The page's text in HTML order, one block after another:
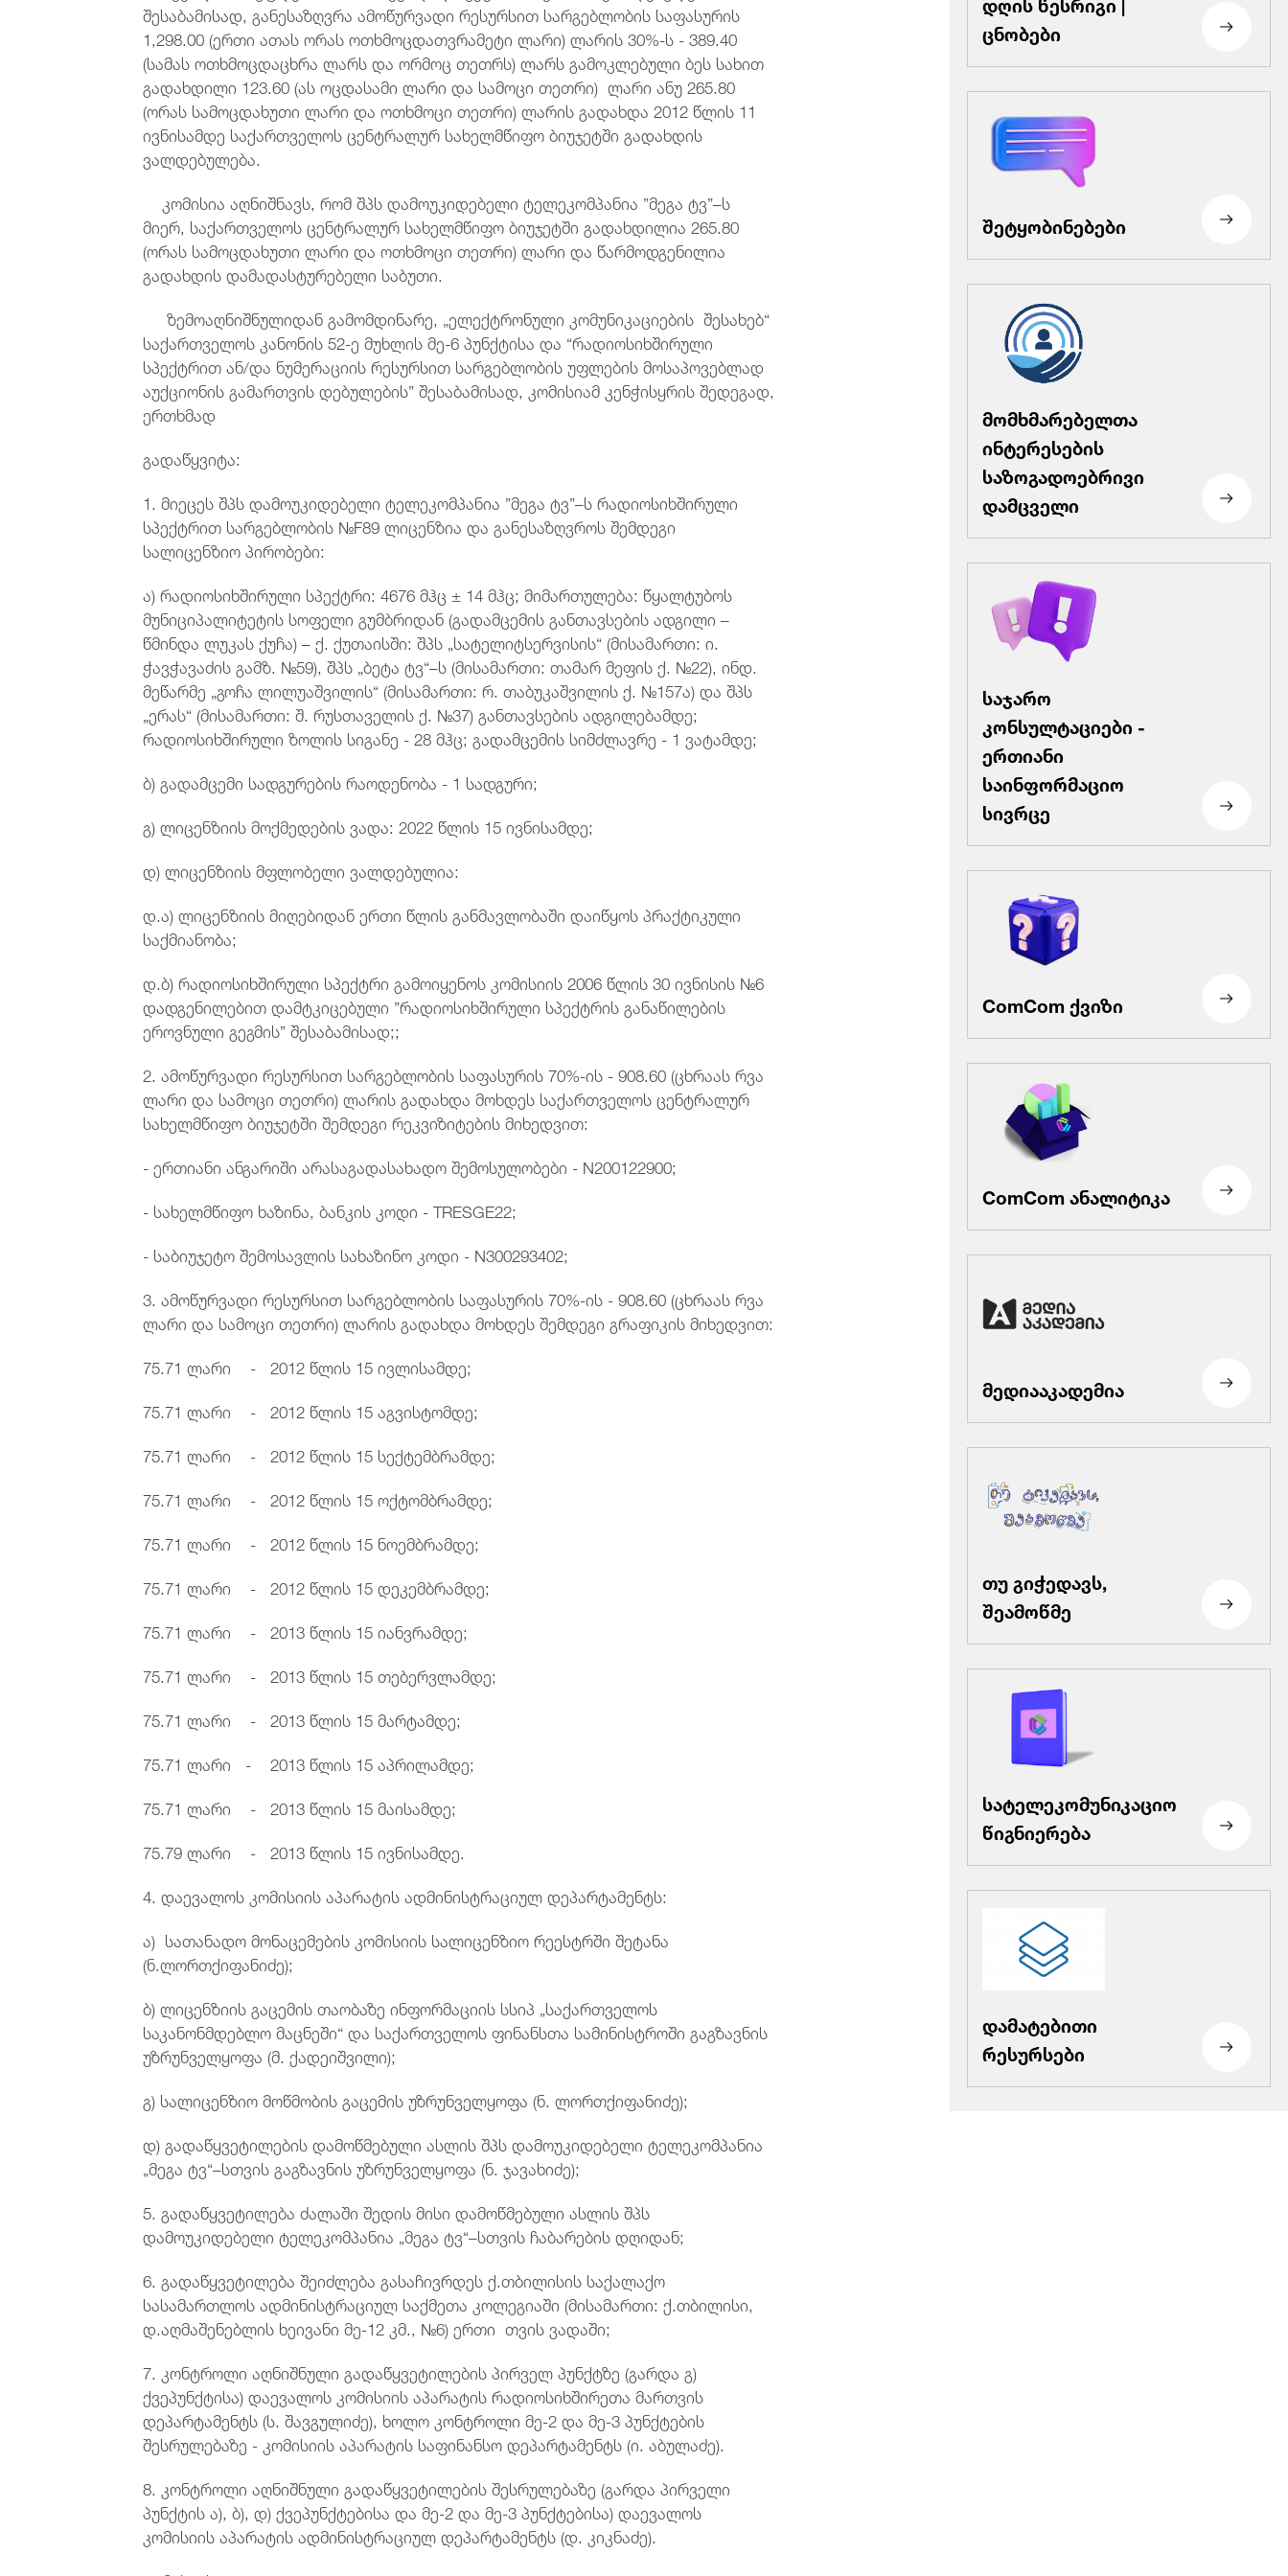
შესაბამისად, განესაზღვრა ამოწურვადი რესურსით სარგებლობის საფასურის
1,298.00 (ერთი ათას ორას ოთხმოცდათვრამეტი ლარი) ლარის 30%-ს - 389.40
(სამას ოთხმოცდაცხრა ლარს და ორმოც თეთრს) ლარს გამოკლებული ბეს სახით
გადახდილი 123.60 (ას ოცდასამი ლარი და სამოცი თეთრი) ლარი ანუ 265.80
(ორას სამოცდახუთი ლარი და ოთხმოცი თეთრი) ლარის გადახდა 2012 წლის 11
ივნისამდე საქართველოს ცენტრალურ სახელმწიფო ბიუჯეტში გადახდის
ვალდებულება.
კომისია აღნიშნავს, რომ შპს დამოუკიდებელი ტელეკომპანია ”მეგა ტვ”–ს
მიერ, საქართველოს ცენტრალურ სახელმწიფო ბიუჯეტში გადახდილია 265.80
(ორას სამოცდახუთი ლარი და ოთხმოცი თეთრი) ლარი და წარმოდგენილია
გადახდის დამადასტურებელი საბუთი.
ზემოაღნიშნულიდან გამომდინარე, „ელექტრონული კომუნიკაციების შესახებ“
საქართველოს კანონის 52-ე მუხლის მე-6 პუნქტისა და “რადიოსიხშირული
სპექტრით ან/და ნუმერაციის რესურსით სარგებლობის უფლების მოსაპოვებლად
აუქციონის გამართვის დებულების” შესაბამისად, კომისიამ კენჭისყრის შედეგად,
ერთხმად
გადაწყვიტა:
1. მიეცეს შპს დამოუკიდებელი ტელეკომპანია ”მეგა ტვ”–ს რადიოსიხშირული
სპექტრით სარგებლობის №F89 ლიცენზია და განესაზღვროს შემდეგი
სალიცენზიო პირობები:
ა) რადიოსიხშირული სპექტრი: 4676 მჰც ± 14 მჰც; მიმართულება: წყალტუბოს
მუნიციპალიტეტის სოფელი გუმბრიდან (გადამცემის განთავსების ადგილი –
წმინდა ლუკას ქუჩა) – ქ. ქუთაისში: შპს „სატელიტსერვისის“ (მისამართი: ი.
ჭავჭავაძის გამზ. №59), შპს „ბეტა ტვ“–ს (მისამართი: თამარ მეფის ქ. №22), ინდ.
მეწარმე „გოჩა ლილუაშვილის“ (მისამართი: რ. თაბუკაშვილის ქ. №157ა) და შპს
„ერას“ (მისამართი: შ. რუსთაველის ქ. №37) განთავსების ადგილებამდე;
რადიოსიხშირული ზოლის სიგანე - 28 მჰც; გადამცემის სიმძლავრე - 1 ვატამდე;
ბ) გადამცემი სადგურების რაოდენობა - 1 სადგური;
გ) ლიცენზიის მოქმედების ვადა: 2022 წლის 15 ივნისამდე;
დ) ლიცენზიის მფლობელი ვალდებულია:
დ.ა) ლიცენზიის მიღებიდან ერთი წლის განმავლობაში დაიწყოს პრაქტიკული
საქმიანობა;
დ.ბ) რადიოსიხშირული სპექტრი გამოიყენოს კომისიის 2006 წლის 30 ივნისის №6
დადგენილებით დამტკიცებული ”რადიოსიხშირული სპექტრის განაწილების
ეროვნული გეგმის” შესაბამისად;;
2. ამოწურვადი რესურსით სარგებლობის საფასურის 70%-ის - 908.60 (ცხრაას რვა
ლარი და სამოცი თეთრი) ლარის გადახდა მოხდეს საქართველოს ცენტრალურ
სახელმწიფო ბიუჯეტში შემდეგი რეკვიზიტების მიხედვით:
- ერთიანი ანგარიში არასაგადასახადო შემოსულობები - N200122900;
- სახელმწიფო ხაზინა, ბანკის კოდი - TRESGE22;
- საბიუჯეტო შემოსავლის სახაზინო კოდი - N300293402;
3. ამოწურვადი რესურსით სარგებლობის საფასურის 70%-ის - 908.60 (ცხრაას რვა
ლარი და სამოცი თეთრი) ლარის გადახდა მოხდეს შემდეგი გრაფიკის მიხედვით:
75.71 ლარი - 2012 წლის 15 ივლისამდე;
75.71 ლარი - 2012 წლის 15 აგვისტომდე;
75.71 ლარი - 2012 წლის 15 სექტემბრამდე;
75.71 ლარი - 2012 წლის 15 ოქტომბრამდე;
75.71 ლარი - 2012 წლის 15 ნოემბრამდე;
75.71 ლარი - 2012 წლის 15 დეკემბრამდე;
75.71 ლარი - 2013 წლის 15 იანვრამდე;
75.71 ლარი - 2013 წლის 15 თებერვლამდე;
75.71 ლარი - 2013 წლის 15 მარტამდე;
75.71 ლარი - 2013 წლის 15 აპრილამდე;
75.71 ლარი - 2013 წლის 15 მაისამდე;
75.79 ლარი - 2013 წლის 15 ივნისამდე.
4. დაევალოს კომისიის აპარატის ადმინისტრაციულ დეპარტამენტს:
ა) სათანადო მონაცემების კომისიის სალიცენზიო რეესტრში შეტანა
(ნ.ლორთქიფანიძე);
ბ) ლიცენზიის გაცემის თაობაზე ინფორმაციის სსიპ „საქართველოს
საკანონმდებლო მაცნეში“ და საქართველოს ფინანსთა სამინისტროში გაგზავნის
უზრუნველყოფა (მ. ქადეიშვილი);
გ) სალიცენზიო მოწმობის გაცემის უზრუნველყოფა (ნ. ლორთქიფანიძე);
დ) გადაწყვეტილების დამოწმებული ასლის შპს დამოუკიდებელი ტელეკომპანია
„მეგა ტვ“–სთვის გაგზავნის უზრუნველყოფა (ნ. ჯავახიძე);
5. გადაწყვეტილება ძალაში შედის მისი დამოწმებული ასლის შპს
დამოუკიდებელი ტელეკომპანია „მეგა ტვ“–სთვის ჩაბარების დღიდან;
6. გადაწყვეტილება შეიძლება გასაჩივრდეს ქ.თბილისის საქალაქო
სასამართლოს ადმინისტრაციულ საქმეთა კოლეგიაში (მისამართი: ქ.თბილისი,
დ.აღმაშენებლის ხეივანი მე-12 კმ., №6) ერთი თვის ვადაში;
7. კონტროლი აღნიშნული გადაწყვეტილების პირველ პუნქტზე (გარდა გ)
ქვეპუნქტისა) დაევალოს კომისიის აპარატის რადიოსიხშირეთა მართვის
დეპარტამენტს (ს. შავგულიძე), ხოლო კონტროლი მე-2 და მე-3 პუნქტების
შესრულებაზე - კომისიის აპარატის საფინანსო დეპარტამენტს (ი. აბულაძე).
8. კონტროლი აღნიშნული გადაწყვეტილების შესრულებაზე (გარდა პირველი
პუნქტის ა), ბ), დ) ქვეპუნქტებისა და მე-2 და მე-3 პუნქტებისა) დაევალოს
კომისიის აპარატის ადმინისტრაციულ დეპარტამენტს (დ. კიკნაძე).
ცნობები
შეტყობინებები
მომხმარებელთა
ინტერესების
საზოგადოებრივი
დამცველი
საჯარო
კონსულტაციები -
ერთიანი
საინფორმაციო
სივრცე
ComCom ქვიზი
ComCom ანალიტიკა
მედიააკადემია
თუ გიჭედავს,
შეამოწმე
სატელეკომუნიკაციო
წიგნიერება
დამატებითი
რესურსები